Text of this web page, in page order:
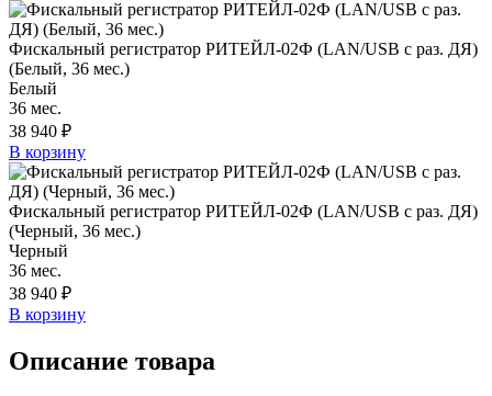
Фискальный регистратор РИТЕЙЛ-02Ф (LAN/USB с раз. ДЯ)
(Белый, 36 мес.)
Белый
36 мес.
38 940 ₽
В корзину
Фискальный регистратор РИТЕЙЛ-02Ф (LAN/USB с раз. ДЯ)
(Черный, 36 мес.)
Черный
36 мес.
38 940 ₽
В корзину
Описание товара